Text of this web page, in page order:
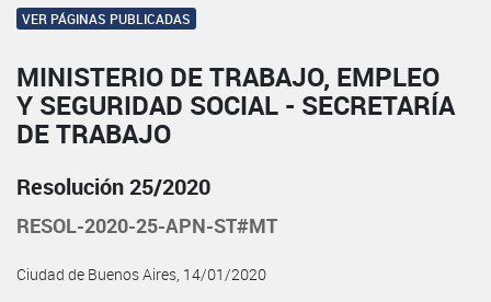
VER PÁGINAS PUBLICADAS
MINISTERIO DE TRABAJO, EMPLEO
Y SEGURIDAD SOCIAL - SECRETARÍA
DE TRABAJO
Resolución 25/2020
RESOL-2020-25-APN-ST#MT
Ciudad de Buenos Aires, 14/01/2020